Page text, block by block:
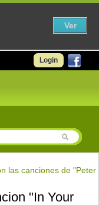
Login
las canciones de "Peter
"In Your
Ver